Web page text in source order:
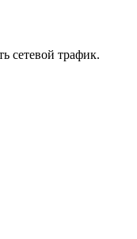
сетевой трафик.